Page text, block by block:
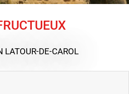
LATOUR-DE-CAROL